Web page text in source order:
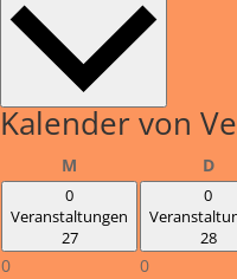
Kalender von
M D
0
Veranstaltungen
27
0
0
28
0